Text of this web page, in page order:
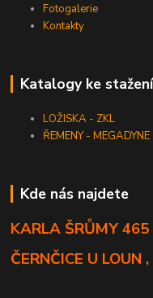
Fotogalerie
Kontakty
Katalogy ke stažení
LOŽISKA - ZKL
ŘEMENY - MEGADYNE
Kde nás najdete
KARLA ŠRŮMY 465
ČERNČICE U LOUN